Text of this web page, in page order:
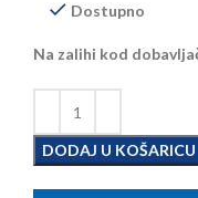
Dostupno
Na zalihi kod
DODAJ U KOŠARICU